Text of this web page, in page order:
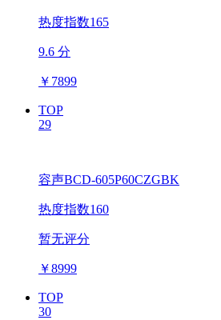
热度指数165
9.6 分
￥ 7899
TOP
29
容声BCD-605P60CZGBK
热度指数160
暂无评分
￥8999
TOP
30